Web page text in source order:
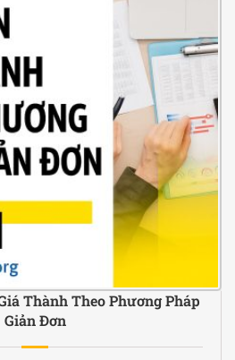
Thành Theo Phương Pháp
Giản Đơn